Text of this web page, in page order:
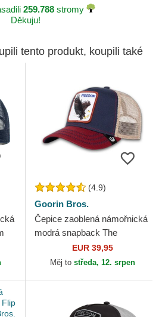
259.788stromy
Děkuju!
tento produkt, koupili také
(4.9)
Goorin Bros.
Čepice zaoblená námořnická
modrá snapback The
Freedom Eagle The Farm
Goorin Bros.
EUR 39,95
Měj to středa, 12. srpen